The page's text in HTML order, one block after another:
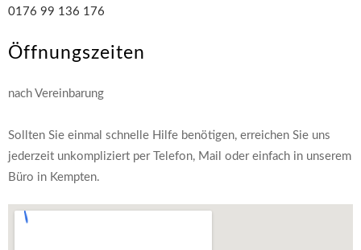
0176 99 136 176
Öffnungszeiten
nach Vereinbarung
Sollten Sie einmal schnelle Hilfe benötigen, erreichen Sie uns
jederzeit unkompliziert per Telefon, Mail oder einfach in unserem
Büro in Kempten.